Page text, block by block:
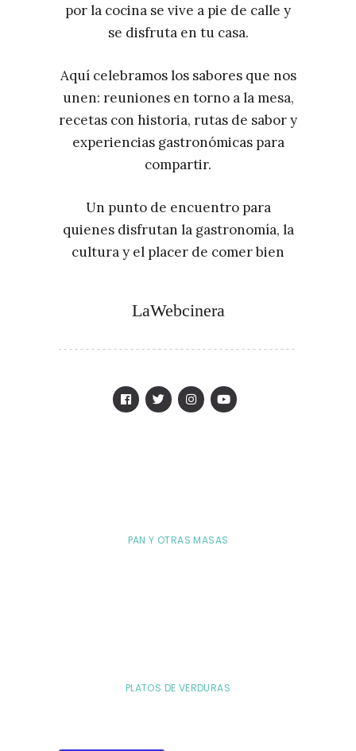
por la cocina se vive a pie de calle y
se disfruta en tu casa.
Aquí celebramos los sabores que nos
unen: reuniones en torno a la mesa,
recetas con historia, rutas de sabor y
experiencias gastronómicas para
compartir.
Un punto de encuentro para
quienes disfrutan la gastronomía, la
cultura y el placer de comer bien
LaWebcinera
PAN Y OTRAS MASAS
PLATOS DE VERDURAS